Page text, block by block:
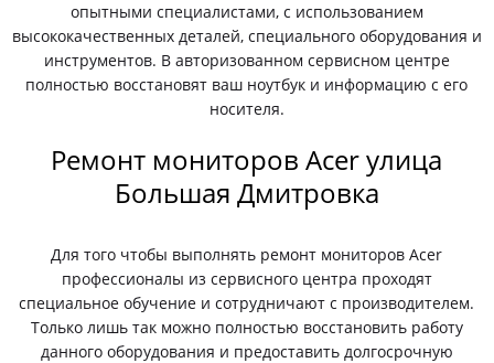
опытными специалистами, с использованием
высококачественных деталей, специального оборудования и
инструментов. В авторизованном сервисном центре
полностью восстановят ваш ноутбук и информацию с его
носителя.
Ремонт мониторов Acer улица
Большая Дмитровка
Для того чтобы выполнять ремонт мониторов Acer
профессионалы из сервисного центра проходят
специальное обучение и сотрудничают с производителем.
Только лишь так можно полностью восстановить работу
данного оборудования и предоставить долгосрочную